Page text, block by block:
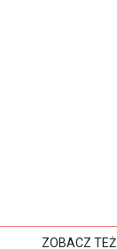
ZOBACZ TEŻ